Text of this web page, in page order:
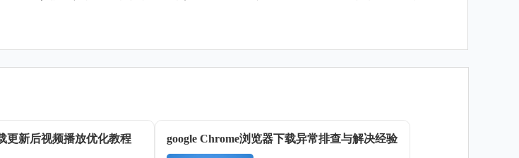
更新后视频播放优化教程 google Chrome浏览器下载异常排查与解决经验